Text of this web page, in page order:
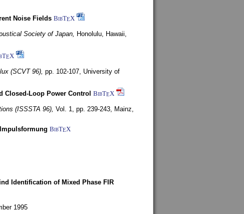
Noise Fields BibTEX
Society of Japan, Honolulu, Hawaii,
EX
(SCVT 96), pp. 102-107, University of
Closed-Loop Power Control BibTEX
(ISSSTA 96), Vol. 1, pp. 239-243, Mainz,
BibTEX
Identification of Mixed Phase FIR
1995